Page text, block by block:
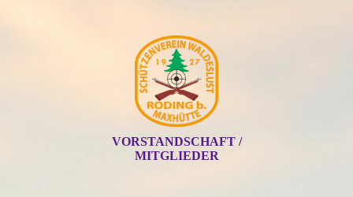
VORSTANDSCHAFT /
MITGLIEDER